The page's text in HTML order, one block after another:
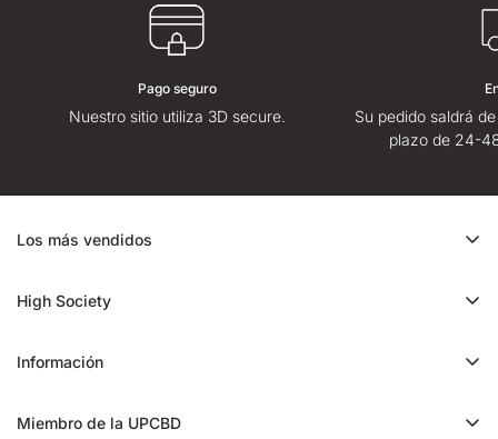
Pago seguro
Nuestro sitio utiliza 3D secure.
Su pedido saldrá
plazo de 24-
Los más vendidos
Cali CBD
Trim CBD
High Society
High Society opiniones
Información
Miembro de la UPCBD